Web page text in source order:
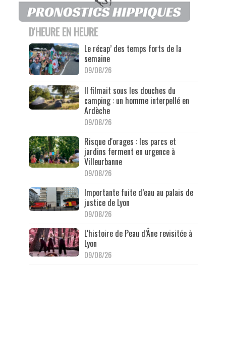
D'HEURE EN HEURE
Le récap’ des temps forts de la
semaine
09/08/26
Il filmait sous les douches du
camping : un homme interpellé en
Ardèche
09/08/26
Risque d'orages : les parcs et
jardins ferment en urgence à
Villeurbanne
09/08/26
Importante fuite d’eau au palais de
justice de Lyon
09/08/26
L'histoire de Peau d’Âne revisitée à
Lyon
09/08/26